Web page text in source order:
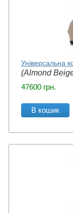
Універсальна
(Almond
47600 грн.
В кошик